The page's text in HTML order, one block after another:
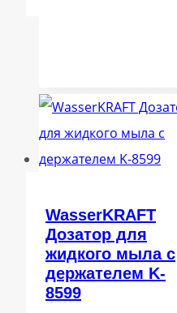
WasserKRAFT
Дозатор для
жидкого мыла с
держателем K-
8599